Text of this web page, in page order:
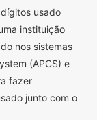
usado
instituição
nos sistemas
(APCS) e
fazer
junto com o